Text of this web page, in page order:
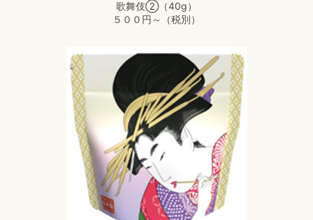
歌舞伎②（40g）
５００円～（税別）